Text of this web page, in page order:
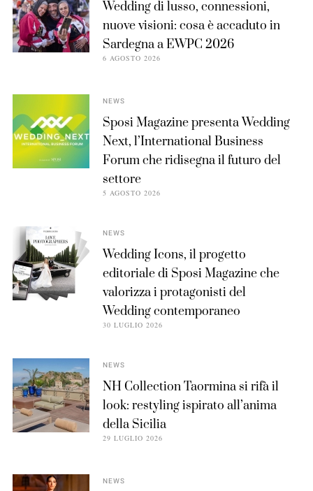
Wedding di lusso, connessioni,
nuove visioni: cosa è accaduto in
Sardegna a EWPC 2026
6 AGOSTO 2026
NEWS
Sposi Magazine presenta Wedding
Next, l’International Business
Forum che ridisegna il futuro del
settore
5 AGOSTO 2026
NEWS
Wedding Icons, il progetto
editoriale di Sposi Magazine che
valorizza i protagonisti del
Wedding contemporaneo
30 LUGLIO 2026
NEWS
NH Collection Taormina si rifà il
look: restyling ispirato all’anima
della Sicilia
29 LUGLIO 2026
NEWS